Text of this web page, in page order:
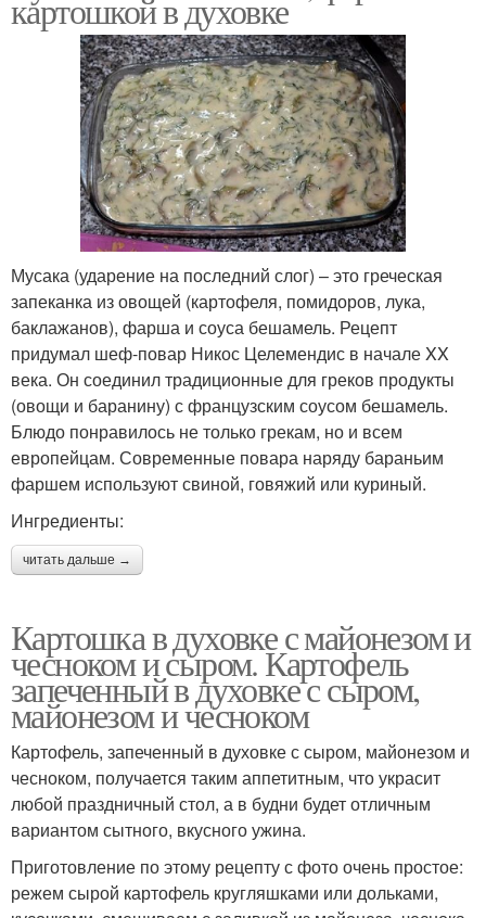
картошкой в духовке
Мусака (ударение на последний слог) – это греческая
запеканка из овощей (картофеля, помидоров, лука,
баклажанов), фарша и соуса бешамель. Рецепт
придумал шеф-повар Никос Целемендис в начале XX
века. Он соединил традиционные для греков продукты
(овощи и баранину) с французским соусом бешамель.
Блюдо понравилось не только грекам, но и всем
европейцам. Современные повара наряду бараньим
фаршем используют свиной, говяжий или куриный.
Ингредиенты:
читать дальше →
Картошка в духовке с майонезом и
чесноком и сыром. Картофель
запеченный в духовке с сыром,
майонезом и чесноком
Картофель, запеченный в духовке с сыром, майонезом и
чесноком, получается таким аппетитным, что украсит
любой праздничный стол, а в будни будет отличным
вариантом сытного, вкусного ужина.
Приготовление по этому рецепту с фото очень простое:
режем сырой картофель кругляшками или дольками,